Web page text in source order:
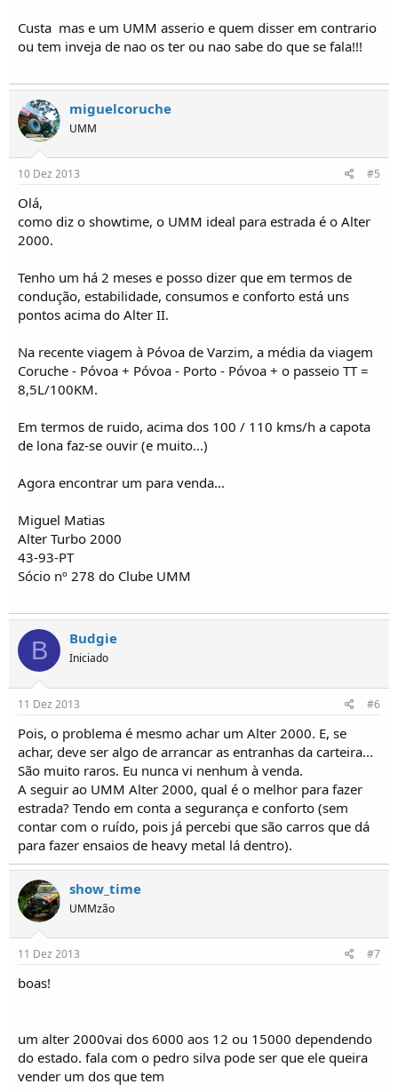
Custa  mas e um UMM asserio e quem disser em contrario
ou tem inveja de nao os ter ou nao sabe do que se fala!!!
miguelcoruche
UMM
10 Dez 2013 #5
Olá,
como diz o showtime, o UMM ideal para estrada é o Alter
2000.
Tenho um há 2 meses e posso dizer que em termos de
condução, estabilidade, consumos e conforto está uns
pontos acima do Alter II.
Na recente viagem à Póvoa de Varzim, a média da viagem
Coruche - Póvoa + Póvoa - Porto - Póvoa + o passeio TT =
8,5L/100KM.
Em termos de ruido, acima dos 100 / 110 kms/h a capota
de lona faz-se ouvir (e muito...)
Agora encontrar um para venda...
Miguel Matias
Alter Turbo 2000
43-93-PT
Sócio nº 278 do Clube UMM
B Budgie
Iniciado
11 Dez 2013 #6
Pois, o problema é mesmo achar um Alter 2000. E, se
achar, deve ser algo de arrancar as entranhas da carteira...
São muito raros. Eu nunca vi nenhum à venda.
A seguir ao UMM Alter 2000, qual é o melhor para fazer
estrada? Tendo em conta a segurança e conforto (sem
contar com o ruído, pois já percebi que são carros que dá
para fazer ensaios de heavy metal lá dentro).
show_time
UMMzão
11 Dez 2013 #7
boas!
um alter 2000vai dos 6000 aos 12 ou 15000 dependendo
do estado. fala com o pedro silva pode ser que ele queira
vender um dos que tem